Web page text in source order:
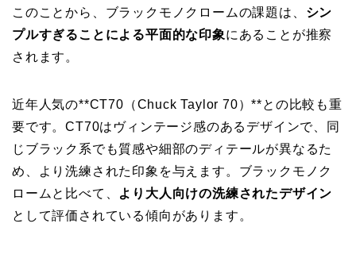
このことから、ブラックモノクロームの課題は、 シン
プルすぎることによる平面的な印象にあることが推察
されます。
近年人気の**CT70（Chuck Taylor 70）**との比較も重
要です。CT70はヴィンテージ感のあるデザインで、同
じブラック系でも質感や細部のディテールが異なるた
め、より洗練された印象を与えます。ブラックモノク
ロームと比べて、 より大人向けの洗練されたデザイン
として評価されている傾向があります。